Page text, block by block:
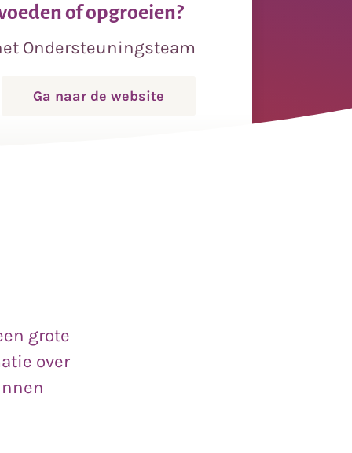
of opgroeien?
Ondersteuningsteam
Ga naar de website
grote
over